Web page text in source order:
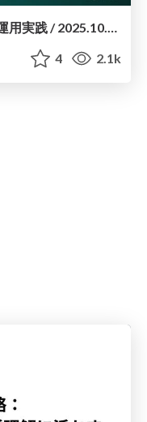
LLMアプリの地上戦開発計画と運用実践 / 2025.10.15 GPU UNITE 2025
4 2.1k